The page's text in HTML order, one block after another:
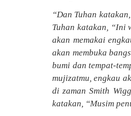
“Dan Tuhan
Tuhan katakan, “Ini
akan memakai
akan membuka
bumi dan tempat-
mujizatmu, engkau
di zaman Smith
katakan, “Musim